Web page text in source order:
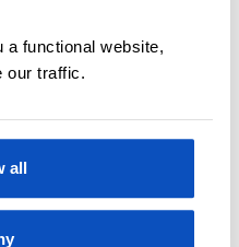
a functional website,
our traffic.
all
meg